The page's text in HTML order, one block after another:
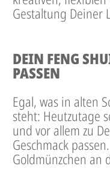
Gestaltung Deiner
DEIN FENG
PASSEN
Egal, was in alten
steht: Heutzutage
und vor allem zu
Geschmack
Goldmünzchen an